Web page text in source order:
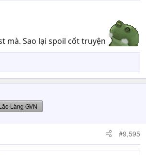
mà. Sao lại spoil cốt truyện
Làng GVN
#9,595